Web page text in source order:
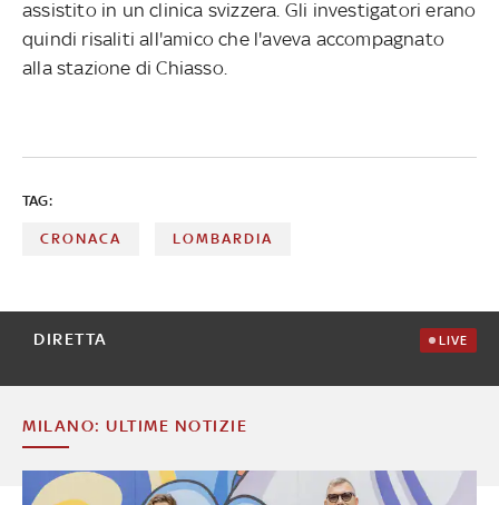
assistito in un clinica svizzera. Gli investigatori erano
quindi risaliti all'amico che l'aveva accompagnato
alla stazione di Chiasso.
TAG:
CRONACA LOMBARDIA
DIRETTA LIVE
MILANO: ULTIME NOTIZIE